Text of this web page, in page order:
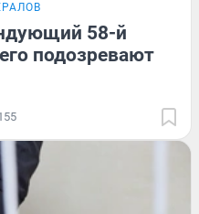
58-й
подозревают